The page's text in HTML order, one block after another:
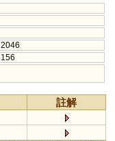
2046
156
註解